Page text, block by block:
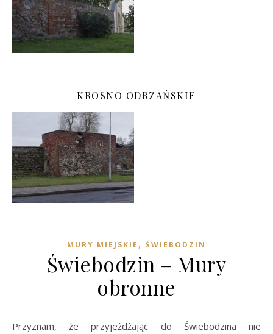
KROSNO ODRZAŃSKIE
MURY MIEJSKIE , ŚWIEBODZIN
Świebodzin – Mury
obronne
Przyznam, że przyjeżdżając do Świebodzina nie